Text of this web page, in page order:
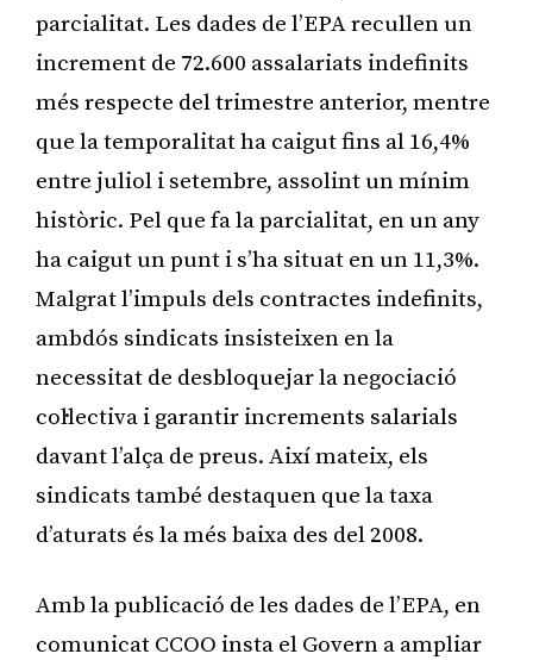
parcialitat. Les dades de l’EPA recullen un
increment de 72.600 assalariats indefinits
més respecte del trimestre anterior, mentre
que la temporalitat ha caigut fins al 16,4%
entre juliol i setembre, assolint un mínim
històric. Pel que fa la parcialitat, en un any
ha caigut un punt i s’ha situat en un 11,3%.
Malgrat l’impuls dels contractes indefinits,
ambdós sindicats insisteixen en la
necessitat de desbloquejar la negociació
col·lectiva i garantir increments salarials
davant l’alça de preus. Així mateix, els
sindicats també destaquen que la taxa
d’aturats és la més baixa des del 2008.
Amb la publicació de les dades de l’EPA, en
comunicat CCOO insta el Govern a ampliar